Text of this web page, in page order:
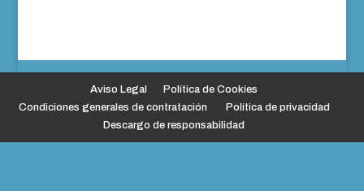
Aviso Legal
Política de Cookies
Condiciones generales de contratación
Política de privacidad
Descargo de responsabilidad